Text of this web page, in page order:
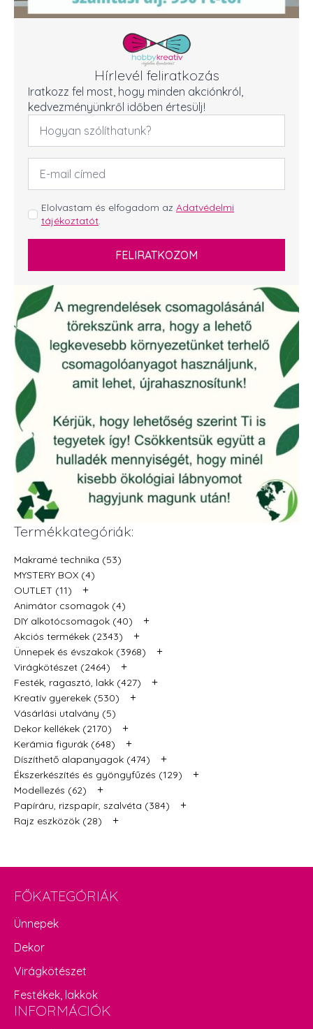
Hírlevél feliratkozás
Iratkozz fel most, hogy minden akciónkról,
kedvezményünkről időben értesülj!
Név
Email
cím
GDPR
*
Elolvastam és elfogadom az Adatvédelmi
tájékoztatót.
FELIRATKOZOM
Termékkategóriák:
Makramé technika (53)
MYSTERY BOX (4)
OUTLET (11)
+
Animátor csomagok (4)
DIY alkotócsomagok (40)
+
Akciós termékek (2343) +
Ünnepek és évszakok (3968) +
Virágkötészet (2464) +
Festék, ragasztó, lakk (427) +
Kreatív gyerekek (530) +
Vásárlási utalvány (5)
Dekor kellékek (2170)
+
Kerámia figurák (648) +
Díszíthető alapanyagok (474) +
Ékszerkészítés és gyöngyfűzés (129) +
Modellezés (62) +
Papíráru, rizspapír, szalvéta (384) +
Rajz eszközök (28) +
FŐKATEGÓRIÁK
Ünnepek
Dekor
Virágkötészet
Festékek, lakkok
INFORMÁCIÓK